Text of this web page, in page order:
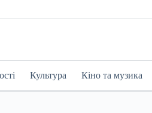
Культура Кіно та музика